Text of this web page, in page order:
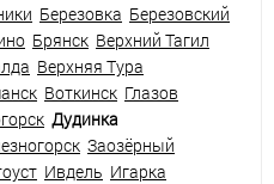
Березовка Березовский
Брянск Верхний Тагил
Верхняя Тура
Воткинск Глазов
Дудинка
Заозёрный
Ивдель Игарка